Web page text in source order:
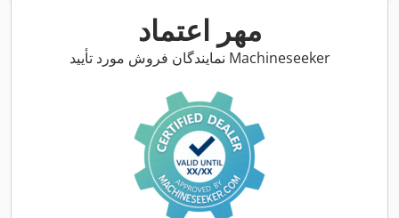
مهر اعتماد
نمایندگان فروش مورد تأیید Machineseeker